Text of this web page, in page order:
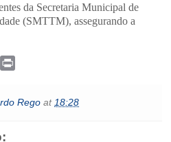
da Secretaria Municipal de
(SMTTM), assegurando a
S
k
tRego at 18:28